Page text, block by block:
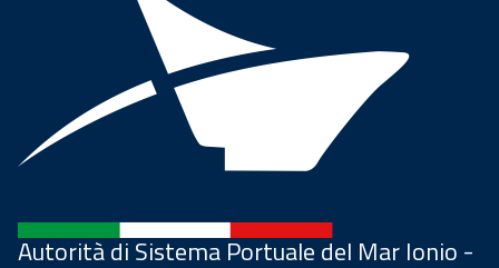
Autorità di Sistema Portuale del Mar Ionio -